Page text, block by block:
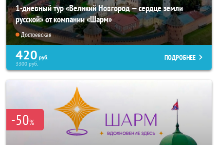
1-дневный тур «Великий Новгород — сердце земли
русской» от компании «Шарм»
Достоевская
420 руб.
3300руб.
ПОДРОБНЕЕ
-50%